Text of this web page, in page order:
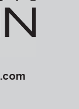
.com